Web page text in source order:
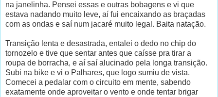
na janelinha. Pensei essas e outras bobagens e vi que
estava nadando muito leve, aí fui encaixando as braçadas
com as ondas e saí num jacaré muito legal. Baita natação.
Transição lenta e desastrada, entalei o dedo no chip do
tornozelo e tive que sentar antes que caísse pra tirar a
roupa de borracha, e aí saí alucinado pela longa transição.
Subi na bike e vi o Palhares, que logo sumiu de vista.
Comecei a pedalar com o circuito em mente, sabendo
exatamente onde aproveitar o vento e onde tentar brigar